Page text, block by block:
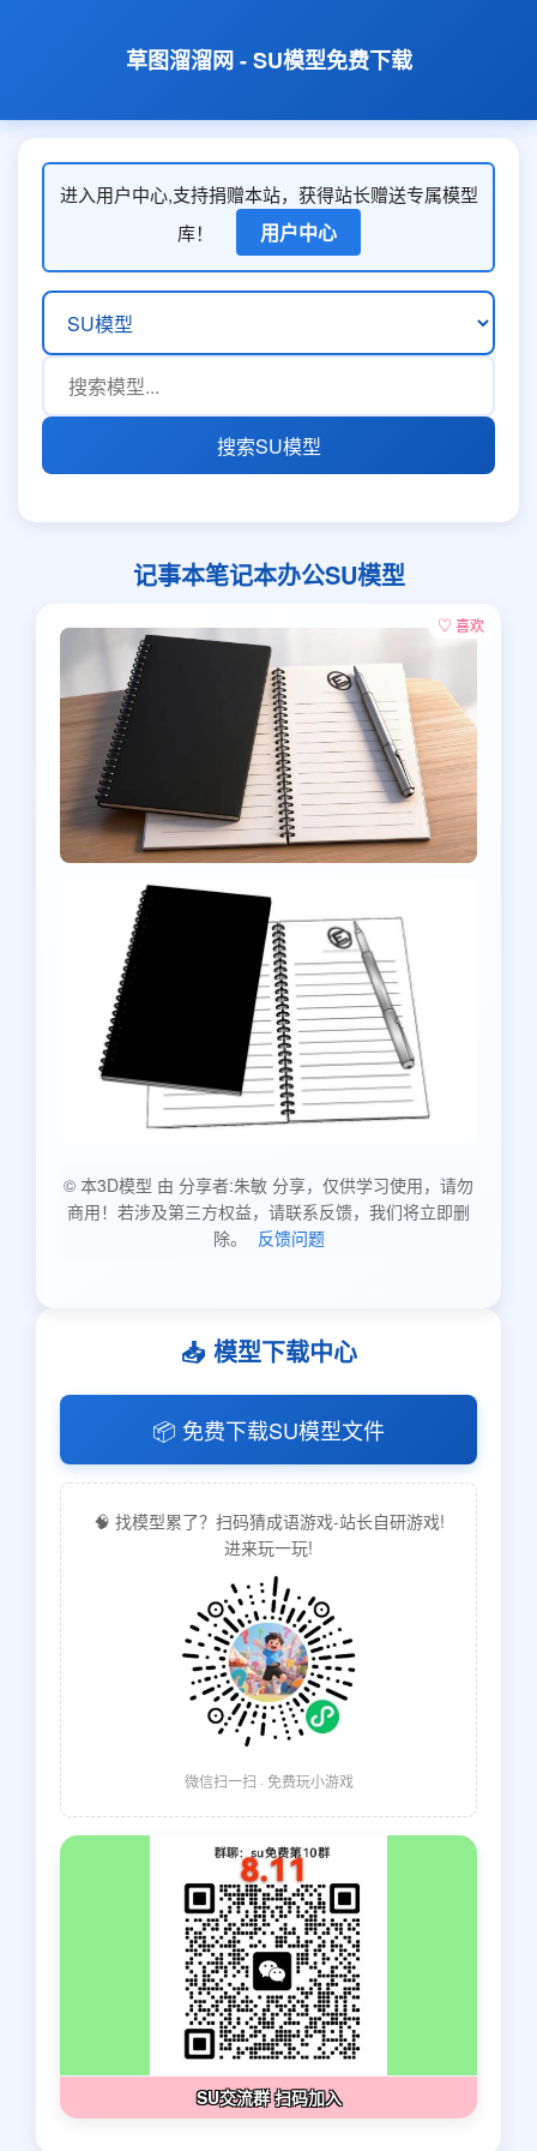
草图溜溜网 - SU模型免费下载
进入用户中心,支持捐赠本站，获得站长赠送专属模型
库！
用户中心
搜索SU模型
记事本笔记本办公SU模型
♡ 喜欢
© 本3D模型 由 分享者:朱敏 分享，仅供学习使用，请勿
商用！若涉及第三方权益，请联系反馈，我们将立即删
除。
反馈问题
📥 模型下载中心
📦 免费下载SU模型文件
🧠 找模型累了？扫码猜成语游戏-站长自研游戏!
进来玩一玩!
微信扫一扫 · 免费玩小游戏
SU交流群 扫码加入